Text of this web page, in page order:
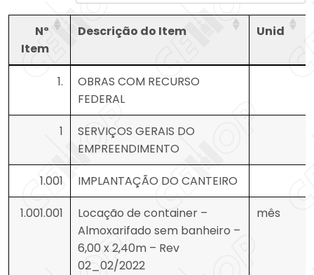
Nº
Item
Descrição do Item
Unid
Descrição do Item
1.
OBRAS COM RECURSO
FEDERAL
1
SERVIÇOS GERAIS DO
EMPREENDIMENTO
1.001
IMPLANTAÇÃO DO CANTEIRO
1.001.001
Locação de container –
Almoxarifado sem banheiro –
6,00 x 2,40m – Rev
02_02/2022
mês